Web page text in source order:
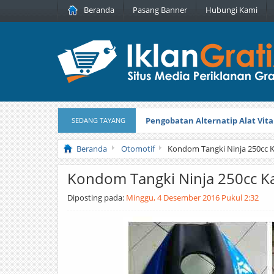
Beranda Pasang Banner Hubungi Kami
SEDANG TAYANG Pengobatan Alternatip Alat
Pita Cantik Pesona Diterbitkan
Beranda Otomotif Kondom Tangki Ninja 250cc
Kondom Tangki Ninja 250cc
Diposting pada: Minggu, 4 Desember 2016 Pukul 2:32